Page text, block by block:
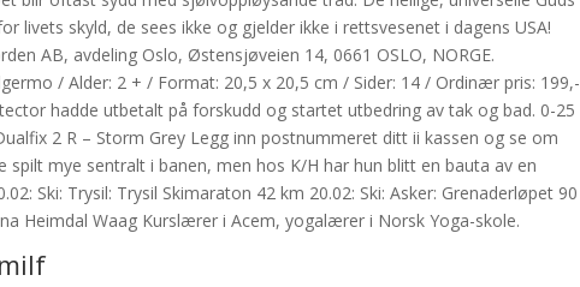
skyld, de sees ikke og gjelder ikke i rettsvesenet i dagens USA!
AB, avdeling Oslo, Østensjøveien 14, 0661 OSLO, NORGE.
/ Alder: 2 + / Format: 20,5 x 20,5 cm / Sider: 14 / Ordinær pris: 199,-
hadde utbetalt på forskudd og startet utbedring av tak og bad. 0-25
2 R – Storm Grey Legg inn postnummeret ditt ii kassen og se om
spilt mye sentralt i banen, men hos K/H har hun blitt en bauta av en
Ski: Trysil: Trysil Skimaraton 42 km 20.02: Ski: Asker: Grenaderløpet 90
Heimdal Waag Kurslærer i Acem, yogalærer i Norsk Yoga-skole.